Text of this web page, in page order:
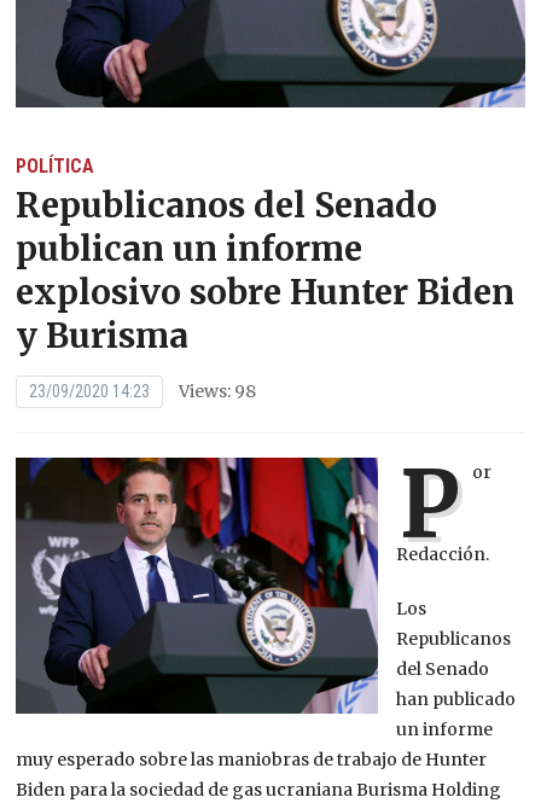
POLÍTICA
Republicanos del Senado
publican un informe
explosivo sobre Hunter Biden
y Burisma
23/09/2020 14:23 Views: 98
P or
Redacción.
Los
Republicanos
del Senado
han publicado
un informe
muy esperado sobre las maniobras de trabajo de Hunter
Biden para la sociedad de gas ucraniana Burisma Holding